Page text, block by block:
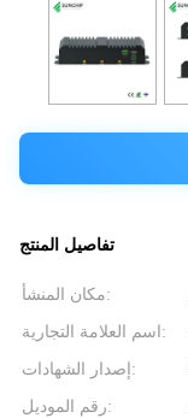
تفاصيل المنتج
مكان المنشأ:
اسم العلامة التجارية:
إصدار الشهادات:
رقم الموديل: